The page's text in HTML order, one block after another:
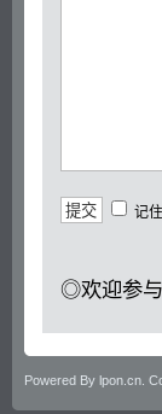
记
◎欢迎参与
Powered By lpon.cn.